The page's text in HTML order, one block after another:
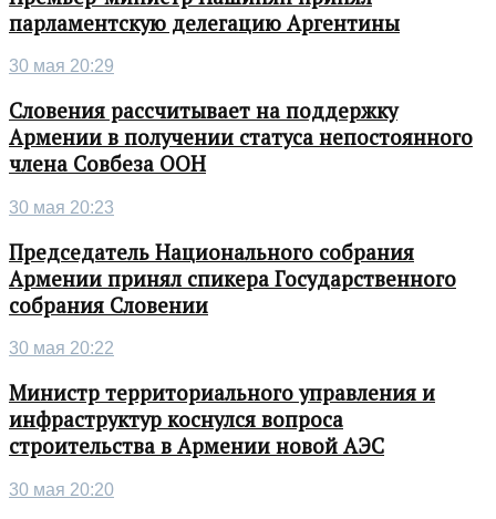
парламентскую делегацию Аргентины
30 мая 20:29
Словения рассчитывает на поддержку
Армении в получении статуса непостоянного
члена Совбеза ООН
30 мая 20:23
Председатель Национального собрания
Армении принял спикера Государственного
собрания Словении
30 мая 20:22
Министр территориального управления и
инфраструктур коснулся вопроса
строительства в Армении новой АЭС
30 мая 20:20